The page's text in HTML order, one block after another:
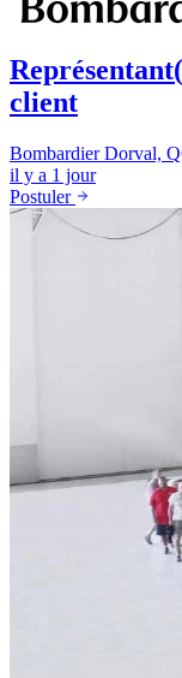
client
Bombardier Dorval,
il y a 1 jour
Postuler